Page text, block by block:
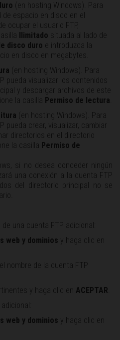
(en hosting Windows). Para
de espacio en disco en el
ocupar el usuario FTP,
Ilimitado situada al lado de
disco duro e introduzca la
en disco en megabytes.
(en hosting Windows). Para
pueda visualizar los contenidos
y descargar archivos de este
la casilla Permiso de lectura
(en hosting Windows). Para
pueda crear, visualizar, cambiar
directorios en el directorio
la casilla Permiso de
si no desea conceder ningún
una conexión a la cuenta FTP
del directorio principal no se
una cuenta FTP adicional:
web y dominios y haga clic en
nombre de la cuenta FTP
y haga clic en ACEPTAR
web y dominios y haga clic en